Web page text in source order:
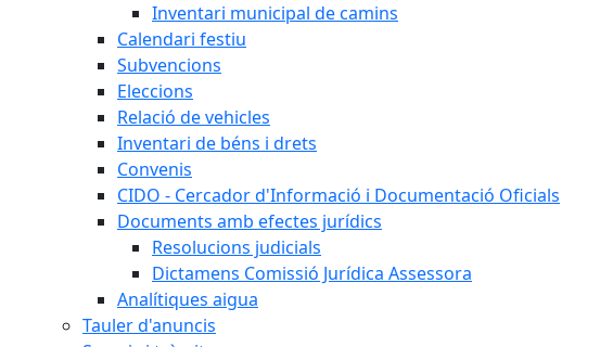
Inventari municipal de camins
Calendari festiu
Subvencions
Eleccions
Relació de vehicles
Inventari de béns i drets
Convenis
CIDO - Cercador d'Informació i Documentació Oficials
Documents amb efectes jurídics
Resolucions judicials
Dictamens Comissió Jurídica Assessora
Analítiques aigua
Tauler d'anuncis